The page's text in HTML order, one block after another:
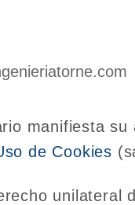
manifiesta
de Cookies